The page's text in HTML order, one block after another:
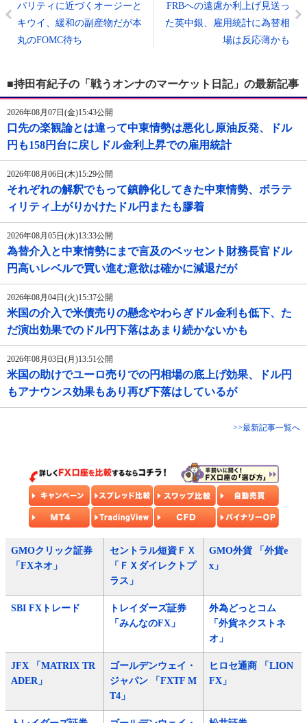
パリティに近づくオージーと
キウイ、緩和の副産物だが本
丸のFOMC待ち
FRBへの遠慮か利上げ見送っ
た英中銀、雇用統計に為替相
場は反応薄かも
■持田有紀子の「戦うオンナのマーケット日記」の最新記事
2026年08月07日(金)15:43公開
口先の楽観論とは違って中東情勢は悪化し原油反発、ドル
円も158円台に戻しドル金利上昇での雇用統計
2026年08月06日(木)15:29公開
それぞれの解釈でもって鎮静化してきた中東情勢、ボラテ
ィリティ上がりかけたドル円またも膠着
2026年08月05日(水)13:33公開
為替介入と中東情勢にまで言及のベッセント財務長官ドル
円高いレベルで買い進む意欲は確かに減退だが
2026年08月04日(火)15:37公開
米国の介入で米債売りの懸念やわらぎドル金利も低下、た
だ演出効果でのドル円下落はあまり続かないかも
2026年08月03日(月)13:51公開
米国の助けでユーロ売りでの円相場の底上げ効果、ドル円
もアナウンス効果もあり再び下落はしているが
>>最新記事一覧へ
GMOクリック証券
「FXネオ」
セントラル短資ＦＸ
「ＦＸダイレクトプ
ラス」
GMO外貨 「外貨e
x」
SBI FXトレード
トレイダーズ証券
「みんなのFX」
外為どっとコム
「外貨ネクストネ
オ」
JFX 「MATRIX TR
ADER」
ゴールデンウェイ・
ジャパン 「FXTF M
T4」
ヒロセ通商 「LION
FX」